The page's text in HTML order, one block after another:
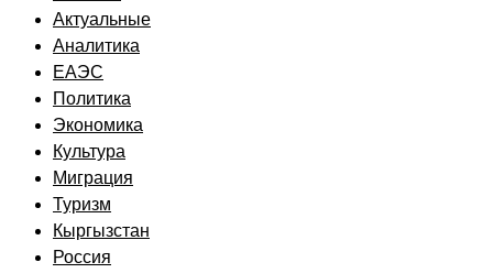
Актуальные
Аналитика
ЕАЭС
Политика
Экономика
Культура
Миграция
Туризм
Кыргызстан
Россия